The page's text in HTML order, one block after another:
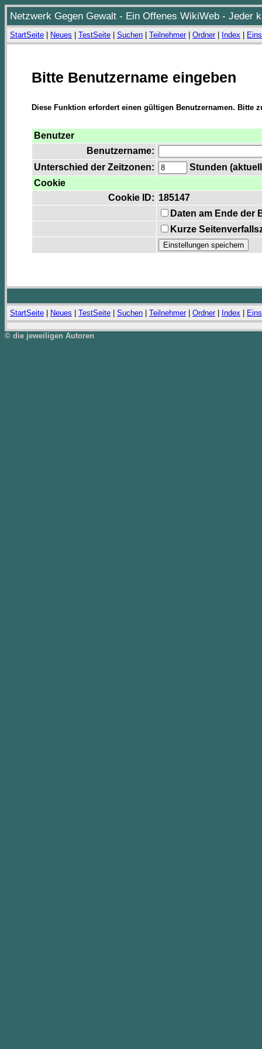
Netzwerk Gegen Gewalt - Ein Offenes WikiWeb - Jeder
StartSeite Neues TestSeite Suchen Teilnehmer| Ordner| Index
Bitte Benutzername eingeben
Diese Funktion erfordert einen gültigen Benutzernamen. Bitte
Benutzer
Benutzername:
Unterschied der Zeitzonen:
Stunden
Cookie
Cookie ID: 185147
Daten am Ende der
Kurze
StartSeite Neues TestSeite Suchen Teilnehmer| Ordner| Index
© die jeweiligen Autoren